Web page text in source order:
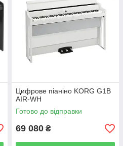
Цифрове піаніно KORG G1B
AIR-WH
Готово до відправки
69 080 ₴